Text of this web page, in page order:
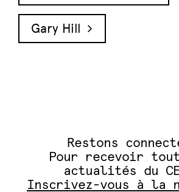
Gary Hill
Restons
Pour recevoir
actualités du
Inscrivez-vous à la